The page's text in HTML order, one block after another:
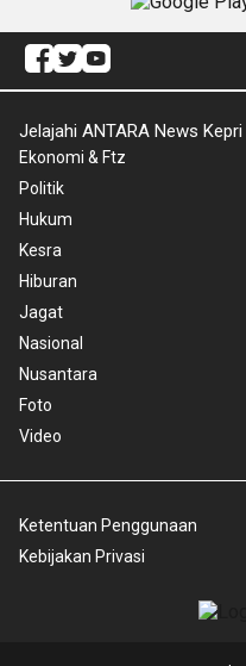
Jelajahi ANTARA News Kepri
Ekonomi & Ftz
Politik
Hukum
Kesra
Hiburan
Jagat
Nasional
Nusantara
Foto
Video
Ketentuan Penggunaan
Kebijakan Privasi